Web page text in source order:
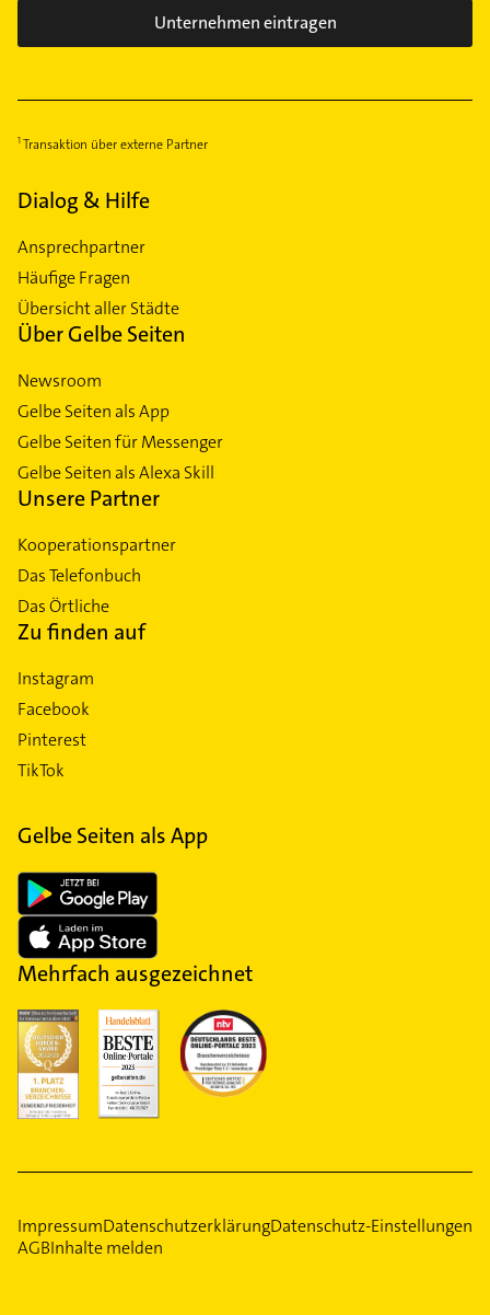
Unternehmen eintragen
Transaktion über externe Partner
Dialog & Hilfe
Ansprechpartner
Häufige Fragen
Übersicht aller Städte
Über Gelbe Seiten
Newsroom
Gelbe Seiten als App
Gelbe Seiten für Messenger
Gelbe Seiten als Alexa Skill
Unsere Partner
Kooperationspartner
Das Telefonbuch
Das Örtliche
Zu finden auf
Instagram
Facebook
Pinterest
TikTok
Gelbe Seiten als App
Mehrfach ausgezeichnet
ImpressumDatenschutzerklärungDatenschutz-Einstellungen
AGBInhalte melden